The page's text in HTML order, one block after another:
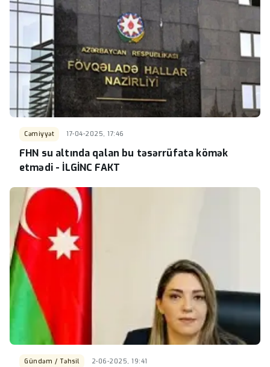
Cəmiyyət 17-04-2025, 17:46
FHN su altında qalan bu təsərrüfata kömək
etmədi - İLGİNC FAKT
Gündəm / Təhsil 2-06-2025, 19:41